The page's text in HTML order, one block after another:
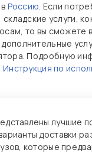
в Россию. Если
услуги,
то вы сможете
Подробную
Инструкция по
лучшие
доставки
которые